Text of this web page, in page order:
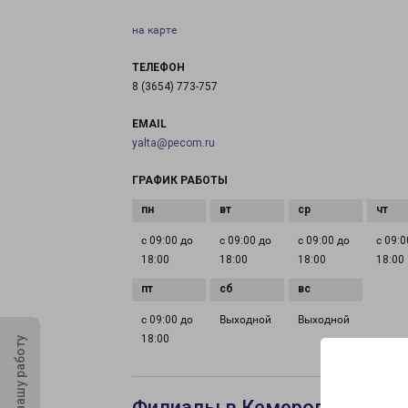
на карте
ТЕЛЕФОН
8 (3654) 773-757
EMAIL
yalta@pecom.ru
ГРАФИК РАБОТЫ
с 09:00 до
18:00
с 09:00 до
18:00
с 09:00 до
18:00
с
18:00
с 09:00 до
18:00
Выходной Выходной